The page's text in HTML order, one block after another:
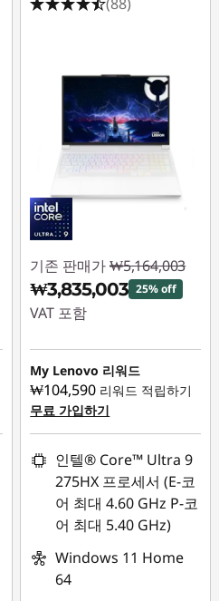
기존 판매가 ₩5,164,003
₩3,835,003 25% off
VAT 포함
즉시 할인: :-
₩1,329,000
My Lenovo 리워드
₩104,590 리워드 적립하기
무료 가입하기
인텔® Core™ Ultra 9
275HX 프로세서 (E-코
어 최대 4.60 GHz P-코
어 최대 5.40 GHz)
Windows 11 Home
64